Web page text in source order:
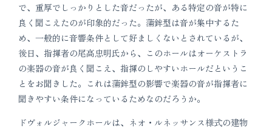
で、重厚でしっかりとした音だったが、ある特定の音が特に
良く聞こえたのが印象的だった。蒲鉾型は音が集中するた
め、一般的に音響条件として好ましくないとされているが、
後日、指揮者の尾高忠明氏から、このホールはオーケストラ
の楽器の音が良く聞こえ、指揮のしやすいホールだというこ
とをお聞きした。これは蒲鉾型の影響で楽器の音が指揮者に
聞きやすい条件になっているためなのだろうか。
ドヴォルジャークホールは、ネオ・ルネッサンス様式の建物